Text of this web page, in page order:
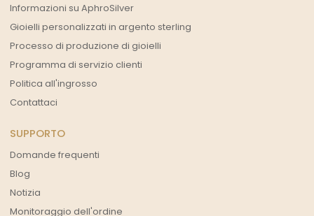
Informazioni su AphroSilver
Gioielli personalizzati in argento sterling
Processo di produzione di gioielli
Programma di servizio clienti
Politica all'ingrosso
Contattaci
SUPPORTO
Domande frequenti
Blog
Notizia
Monitoraggio dell'ordine